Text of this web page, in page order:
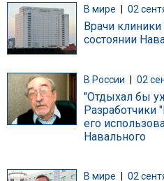
В мире 02
Врачи клиники
состоянии
В России | 02
"Отдыхал бы
Разработчики
его
Навального
В мире 02